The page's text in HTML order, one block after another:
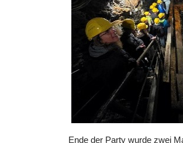
Ende der Party wurde zwei